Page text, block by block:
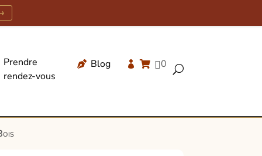
Prendre
rendez-vous
 Blog   0 U
produits